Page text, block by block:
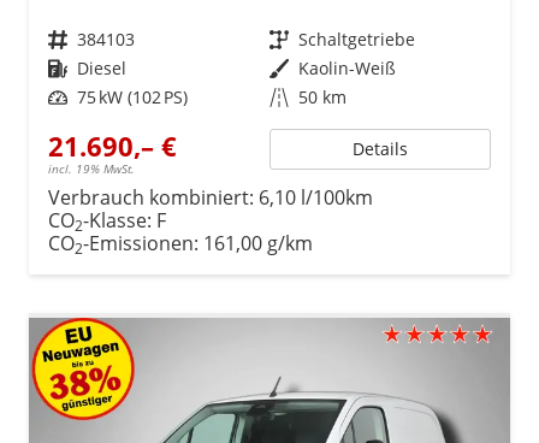
Fahrzeugnr. 384103 Getriebe Schaltgetriebe
Kraftstoff Diesel Außenfarbe Kaolin-Weiß
Leistung 75 kW (102 PS) Kilometerstand 50 km
21.690,– €
incl. 19% MwSt.
Details
Verbrauch kombiniert: 6,10 l/100km
CO2-Klasse: F
CO2-Emissionen: 161,00 g/km